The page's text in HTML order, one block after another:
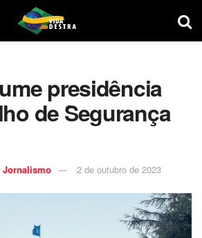
presidência
de Segurança
Jornalismo 2 de outubro de 2023